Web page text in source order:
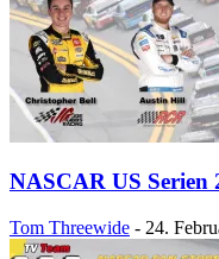
NASCAR US Serien
Tom Threewide - 24.